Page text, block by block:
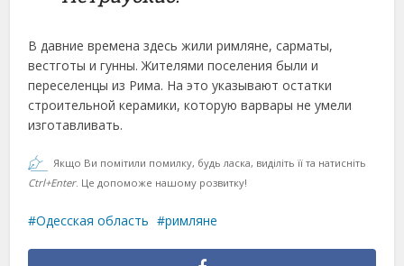
В давние времена здесь жили римляне, сарматы,
вестготы и гунны. Жителями поселения были и
переселенцы из Рима. На это указывают остатки
строительной керамики, которую варвары не умели
изготавливать.
Якщо Ви помітили помилку, будь ласка, виділіть її та натисніть
Ctrl+Enter. Це допоможе нашому розвитку!
Одесская область римляне